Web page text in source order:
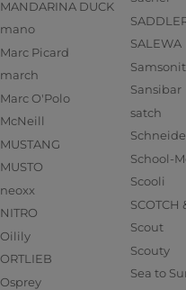
MANDARINA DUCK
mano
Marc Picard
march
Marc O'Polo
McNeill
MUSTANG
MUSTO
neoxx
NITRO
Oilily
ORTLIEB
Osprey
SALEWA
Sansibar
satch
School-
Scooli
SCOTCH
Scout
Scouty
Sea to